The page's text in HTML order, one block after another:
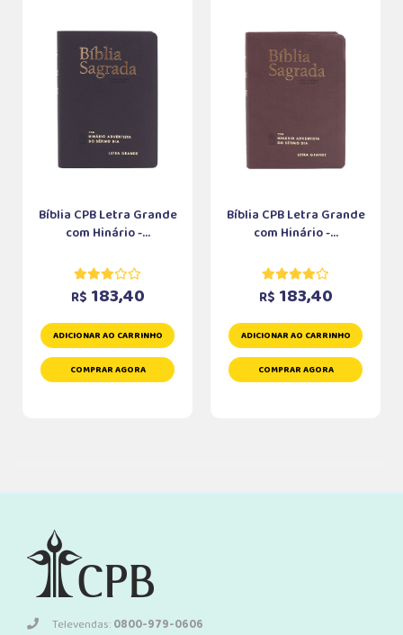
Bíblia CPB Letra Grande
com Hinário -...
R$ 183,40
ADICIONAR AO CARRINHO
COMPRAR AGORA
Bíblia CPB Letra Grande
com Hinário -...
R$ 183,40
ADICIONAR AO CARRINHO
COMPRAR AGORA
Televendas:0800-979-0606